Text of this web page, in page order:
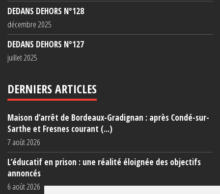
DEDANS DEHORS N°128
décembre 2025
DEDANS DEHORS N°127
juillet 2025
DERNIERS ARTICLES
Maison d’arrêt de Bordeaux-Gradignan : après Condé-sur-
Sarthe et Fresnes courant (...)
7 août 2026
L’éducatif en prison : une réalité éloignée des objectifs
annoncés
6 août 2026